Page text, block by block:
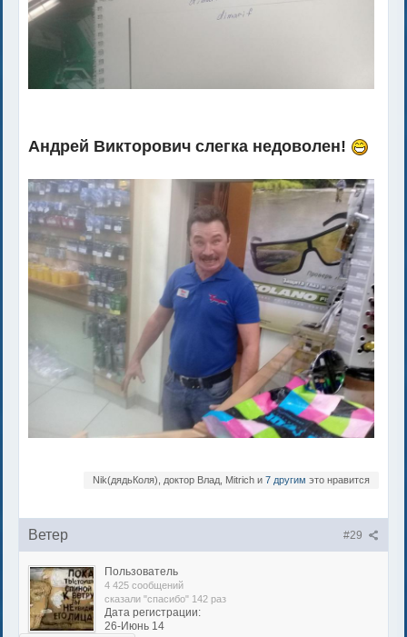
Андрей Викторович слегка недоволен!
Nik(дядьКоля), доктор Влад, Mitrich и 7 другим это нравится
#29
Ветер
Пользователь
4 425 сообщений
сказали "спасибо" 142 раз
Дата регистрации:
26-Июнь 14